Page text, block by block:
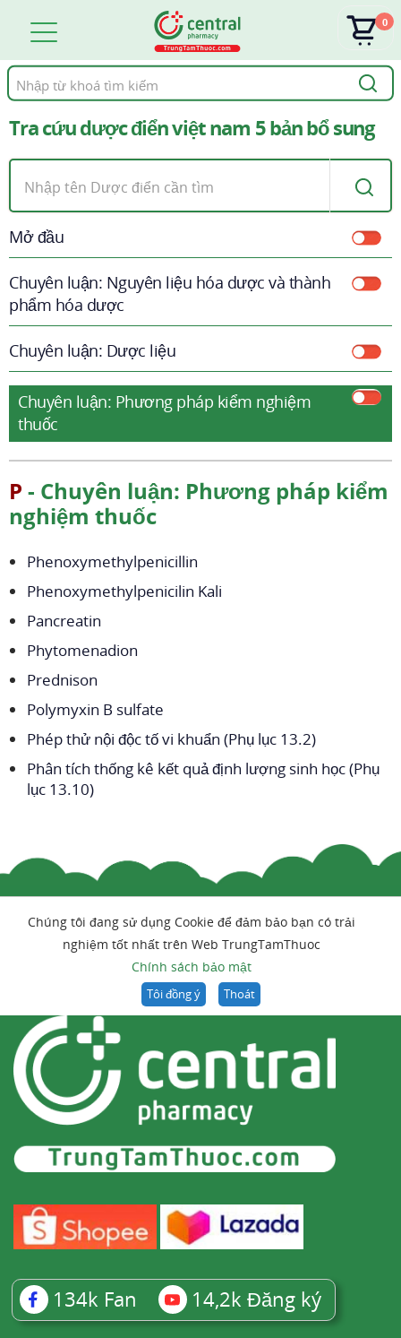
Tìm
kiếm
0
Tra cứu dược điển việt nam 5 bản bổ sung
Mở đầu
Chuyên luận: Nguyên liệu hóa dược và thành
phẩm hóa dược
Chuyên luận: Dược liệu
Chuyên luận: Phương pháp kiểm nghiệm
thuốc
P - Chuyên luận: Phương pháp kiểm
nghiệm thuốc
Phenoxymethylpenicillin
Phenoxymethylpenicilin Kali
Pancreatin
Phytomenadion
Prednison
Polymyxin B sulfate
Phép thử nội độc tố vi khuẩn (Phụ lục 13.2)
Phân tích thống kê kết quả định lượng sinh học (Phụ
lục 13.10)
Chúng tôi đang sử dụng Cookie để đảm bảo bạn có trải
nghiệm tốt nhất trên Web TrungTamThuoc
Chính sách bảo mật
Tôi đồng ý Thoát
134k Fan 14,2k Đăng ký